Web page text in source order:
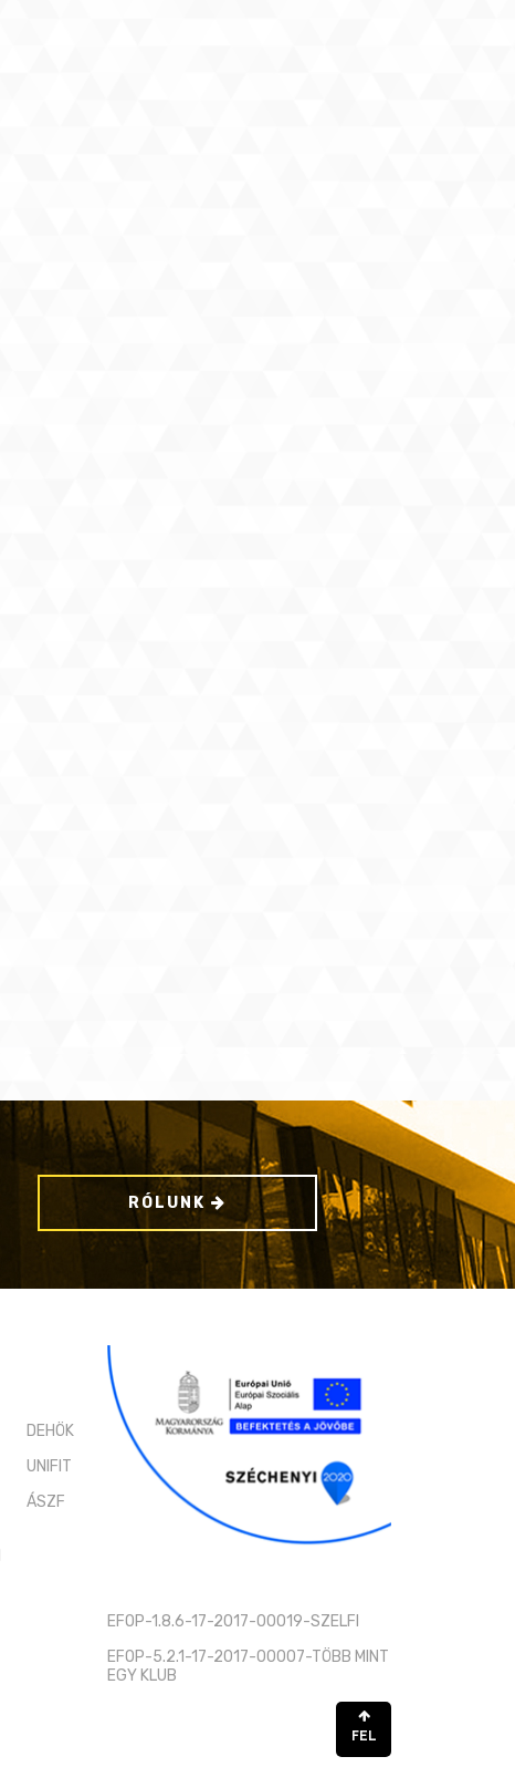
RÓLUNK
DEHÖK
UNIFIT
ÁSZF
EFOP-1.8.6-17-2017-00019-SZELFI
EFOP-5.2.1-17-2017-00007-TÖBB MINT
EGY KLUB
FEL